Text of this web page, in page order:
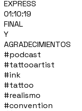
EXPRESS
01:10:19
FINAL
Y
AGRADECIMIENTOS
#podcast
#tattooartist
#ink
#tattoo
#realismo
#convention